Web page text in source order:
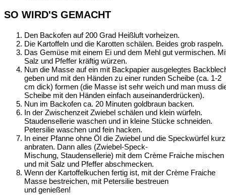
SO WIRD'S GEMACHT
Den Backofen auf 200 Grad Heißluft vorheizen.
Die Kartoffeln und die Karotten schälen. Beides grob raspeln.
Das Gemüse mit einem Ei und dem Mehl gut vermischen.
Salz und Pfeffer kräftig würzen.
Nun die Masse auf ein mit Backpapier ausgelegtes
geben und mit den Händen zu einer runden Scheibe (ca. 1-2
cm dick) formen (die Masse ist sehr weich und man muss
Scheibe mit den Händen einfach auseinanderdrücken).
Nun im Backofen ca. 20 Minuten goldbraun backen.
In der Zwischenzeit Zwiebel schälen und klein würfeln.
Staudensellerie waschen und in kleine Stücke schneiden.
Petersilie waschen und fein hacken.
In einer Pfanne ohne Öl die Zwiebel und die Speckwürfel kurz
anbraten. Dann alles (Zwiebel-Speck-
Mischung, Staudensellerie) mit dem Crème Fraiche mischen
und mit Salz und Pfeffer abschmecken.
Wenn der Kartoffelkuchen fertig ist, mit der Crème Fraiche
Masse bestreichen, mit Petersilie bestreuen
und genießen!